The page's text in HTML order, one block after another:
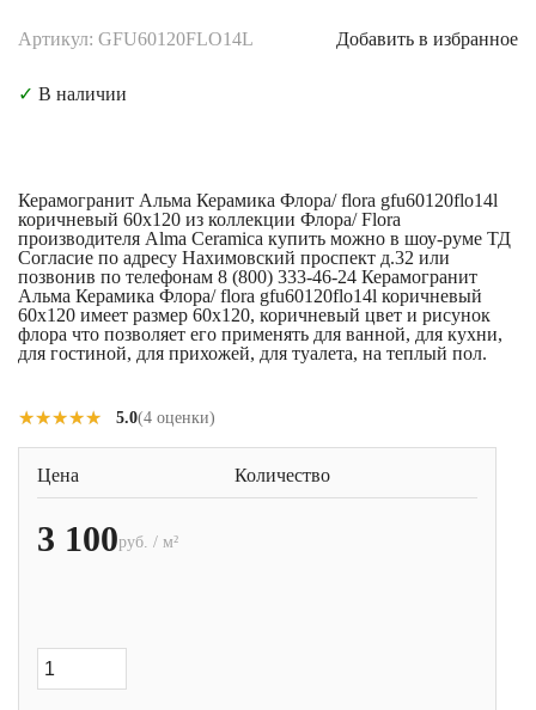
Артикул: GFU60120FLO14L Добавить в избранное
✓ В наличии
Керамогранит Альма Керамика Флора/ flora gfu60120flo14l
коричневый 60x120 из коллекции Флора/ Flora
производителя Alma Ceramica купить можно в шоу-руме ТД
Согласие по адресу Нахимовский проспект д.32 или
позвонив по телефонам 8 (800) 333-46-24 Керамогранит
Альма Керамика Флора/ flora gfu60120flo14l коричневый
60x120 имеет размер 60x120, коричневый цвет и рисунок
флора что позволяет его применять для ванной, для кухни,
для гостиной, для прихожей, для туалета, на теплый пол.
★★★★★
★★★★★ 5.0(4 оценки)
Цена Количество
3 100руб. / м²